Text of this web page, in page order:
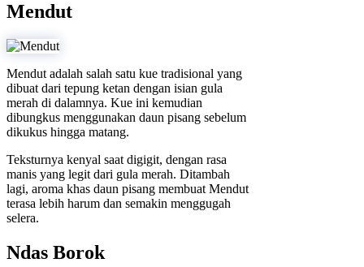
Mendut
Mendut adalah salah satu kue tradisional yang
dibuat dari tepung ketan dengan isian gula
merah di dalamnya. Kue ini kemudian
dibungkus menggunakan daun pisang sebelum
dikukus hingga matang.
Teksturnya kenyal saat digigit, dengan rasa
manis yang legit dari gula merah. Ditambah
lagi, aroma khas daun pisang membuat Mendut
terasa lebih harum dan semakin menggugah
selera.
Ndas Borok